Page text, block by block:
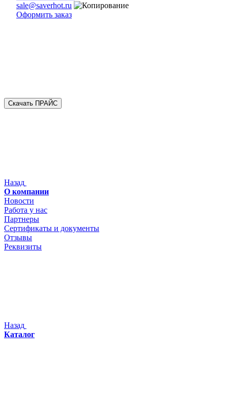
sale@saverhot.ru
Оформить заказ
Скачать ПРАЙС
Назад
О компании
Новости
Работа у нас
Партнеры
Сертификаты и документы
Отзывы
Реквизиты
Назад
Каталог